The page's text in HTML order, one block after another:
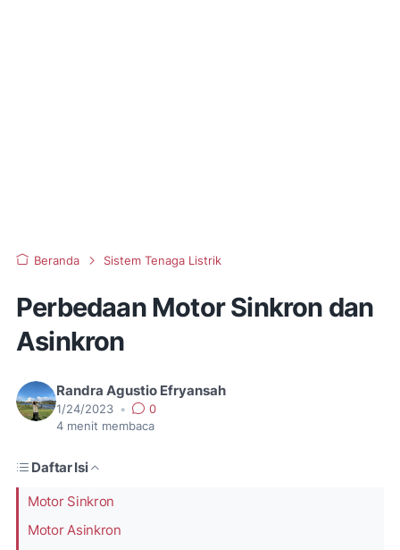
Beranda Sistem Tenaga Listrik
Perbedaan Motor Sinkron dan
Asinkron
Randra Agustio Efryansah
1/24/2023 •
0
4 menit membaca
Daftar Isi
Motor Sinkron
Motor Asinkron